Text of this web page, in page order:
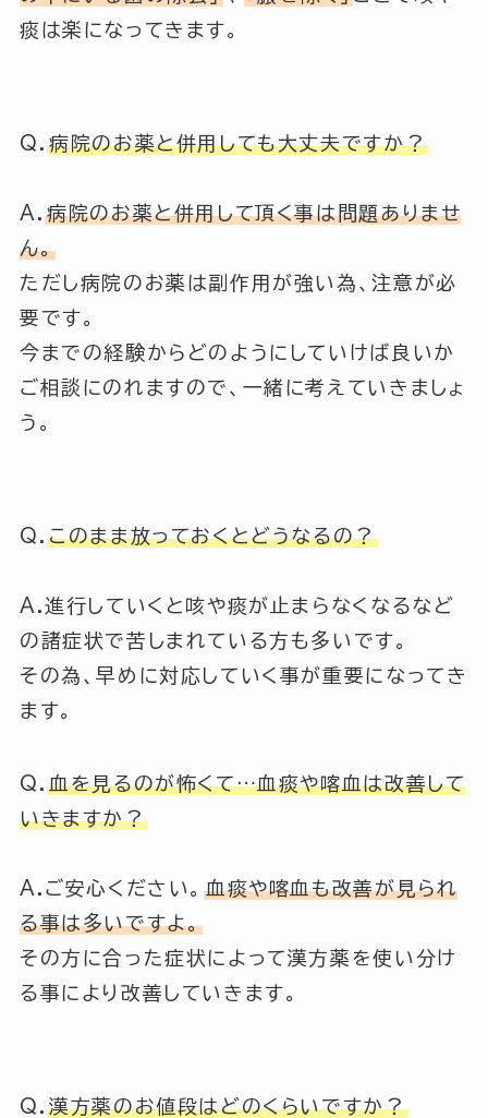
痰は楽になってきます。
Q.病院のお薬と併用しても大丈夫ですか？
A.病院のお薬と併用して頂く事は問題ありませ
ん。
ただし病院のお薬は副作用が強い為、注意が必
要です。
今までの経験からどのようにしていけば良いか
ご相談にのれますので、一緒に考えていきましょ
う。
Q.このまま放っておくとどうなるの？
A.進行していくと咳や痰が止まらなくなるなど
の諸症状で苦しまれている方も多いです。
その為、早めに対応していく事が重要になってき
ます。
Q.血を見るのが怖くて…血痰や喀血は改善して
いきますか？
A.ご安心ください。血痰や喀血も改善が見られ
る事は多いですよ。
その方に合った症状によって漢方薬を使い分け
る事により改善していきます。
Q.漢方薬のお値段はどのくらいですか？